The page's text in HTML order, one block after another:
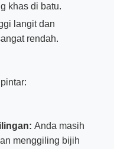
khas di batu.
langit dan
rendah.
Anda masih
menggiling bijih